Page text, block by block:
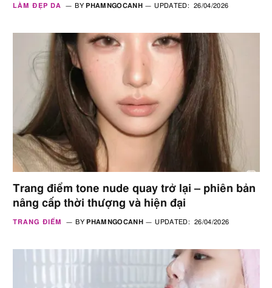
LÀM ĐẸP DA BY PHAMNGOCANH UPDATED: 26/04/2026
Trang điểm tone nude quay trở lại – phiên bản
nâng cấp thời thượng và hiện đại
TRANG ĐIỂM BY PHAMNGOCANH UPDATED: 26/04/2026